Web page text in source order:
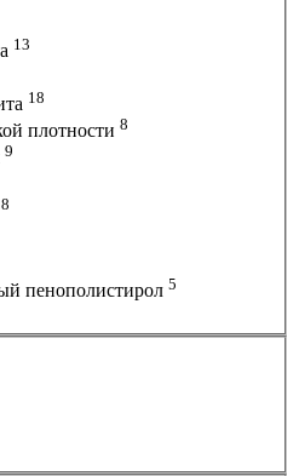
13
18
плотности 8
9
8
пенополистирол 5